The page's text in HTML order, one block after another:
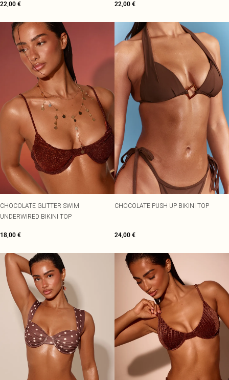
22,00 € 22,00 €
CHOCOLATE GLITTER SWIM
UNDERWIRED BIKINI TOP
18,00 €
CHOCOLATE PUSH UP BIKINI TOP
24,00 €